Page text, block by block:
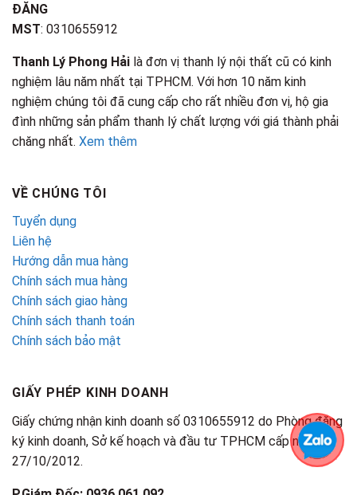
ĐĂNG
MST: 0310655912
Thanh Lý Phong Hải là đơn vị thanh lý nội thất cũ có kinh
nghiệm lâu năm nhất tại TPHCM. Với hơn 10 năm kinh
nghiệm chúng tôi đã cung cấp cho rất nhiều đơn vị, hộ gia
đình những sản phẩm thanh lý chất lượng với giá thành phải
chăng nhất. Xem thêm
VỀ CHÚNG TÔI
Tuyển dụng
Liên hệ
Hướng dẫn mua hàng
Chính sách mua hàng
Chính sách giao hàng
Chính sách thanh toán
Chính sách bảo mật
GIẤY PHÉP KINH DOANH
Giấy chứng nhận kinh doanh số 0310655912 do Phòng đăng
ký kinh doanh, Sở kế hoạch và đầu tư TPHCM cấp ngày
27/10/2012.